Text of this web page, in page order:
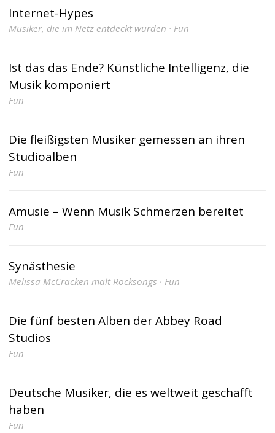
Internet-Hypes
Musiker, die im Netz entdeckt wurden · Fun
Ist das das Ende? Künstliche Intelligenz, die
Musik komponiert
Fun
Die fleißigsten Musiker gemessen an ihren
Studioalben
Fun
Amusie – Wenn Musik Schmerzen bereitet
Fun
Synästhesie
Melissa McCracken malt Rocksongs · Fun
Die fünf besten Alben der Abbey Road
Studios
Fun
Deutsche Musiker, die es weltweit geschafft
haben
Fun